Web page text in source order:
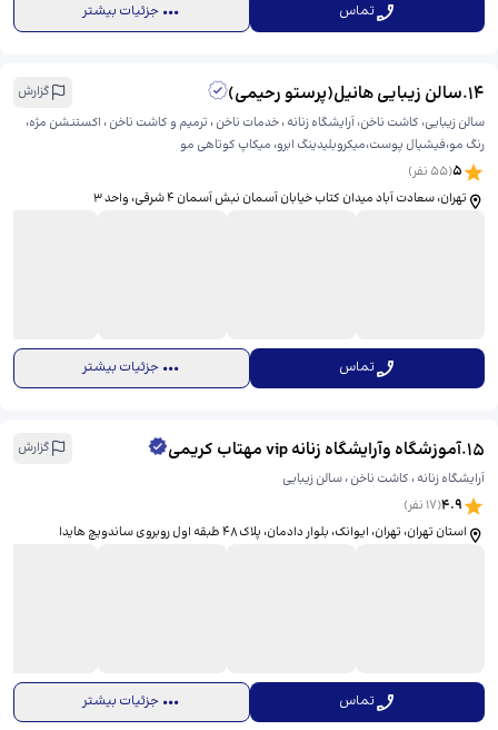
تماس جزئیات بیشتر
14
.سالن زیبایی هانیل(پرستو رحیمی)
گزارش
سالن زیبایی، کاشت ناخن، آرایشگاه زنانه ، خدمات ناخن ، ترمیم و کاشت ناخن ، اکستنشن مژه،
رنگ مو،فیشیال پوست،میکروبلیدینگ ابرو، میکاپ کوتاهی مو
5
(
55 نفر)
تهران، سعادت آباد میدان کتاب خیابان آسمان نبش آسمان ۴ شرقی، ​واحد ۳
تماس جزئیات بیشتر
15
.آموزشگاه وآرایشگاه زنانه vip مهتاب کریمی
گزارش
آرایشگاه زنانه ، کاشت ناخن ، سالن زیبایی
4.9
(
17 نفر)
استان تهران، تهران، ایوانک، بلوار دادمان، ​پلاک ۴۸ طبقه اول روبروی ساندویچ هایدا
تماس جزئیات بیشتر